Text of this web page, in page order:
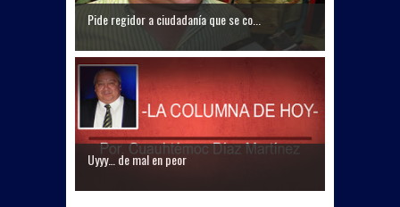
Pide regidor a ciudadanía que se co...
Uyyy… de mal en peor